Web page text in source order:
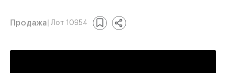
Продажа | Лот 10954